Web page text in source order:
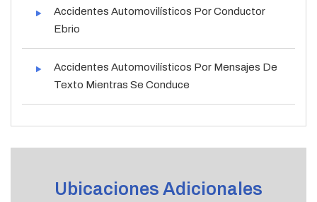
Accidentes Automovilísticos Por Conductor
Ebrio
Accidentes Automovilísticos Por Mensajes De
Texto Mientras Se Conduce
Ubicaciones Adicionales